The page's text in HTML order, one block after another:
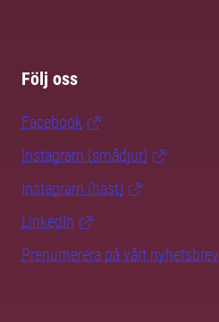
Följ oss
Facebook
Instagram (smådjur)
Instagram (häst)
LinkedIn
Prenumerera på vårt nyhetsbrev